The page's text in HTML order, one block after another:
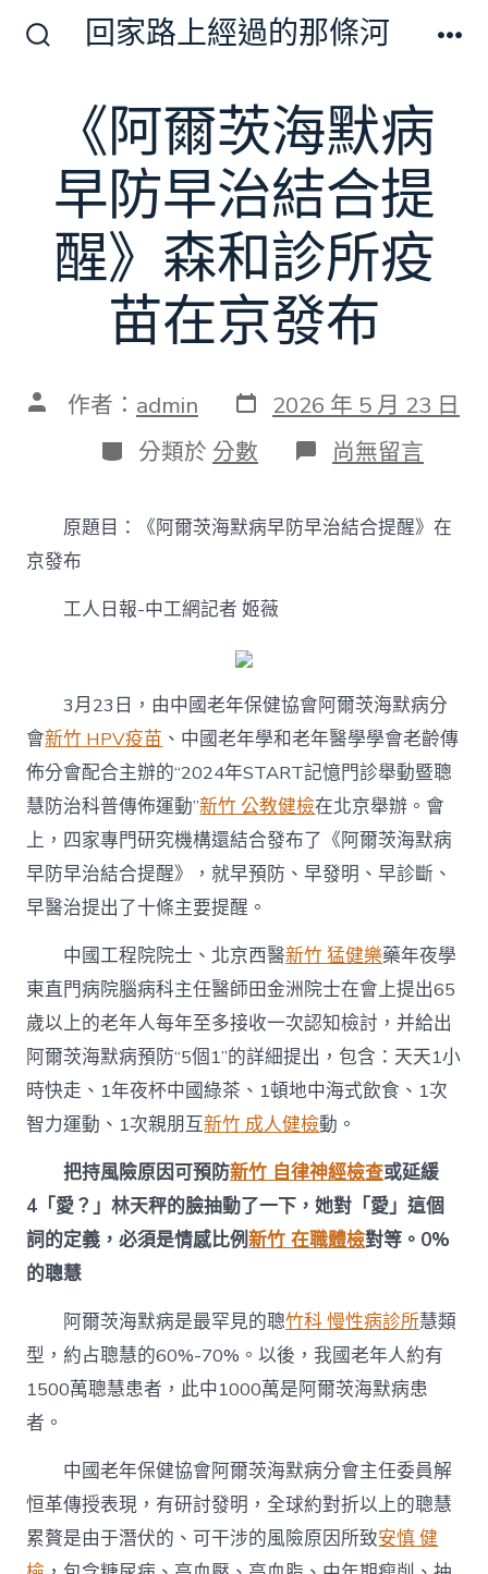
回家路上經過的那條河
《阿爾茨海默病
早防早治結合提
醒》森和診所疫
苗在京發布
文 作者： admin 發
表
日
期
2026 年 5 月 23 日
分
類
分類於 分數 在
〈《阿
茨
海
結
合
提
醒》
森
和
診
所
疫
苗
發
布〉
中
尚無留言
原題目：《阿爾茨海默病早防早治結合提醒》在
京發布
工人日報-中工網記者 姬薇
3月23日，由中國老年保健協會阿爾茨海默病分
會新竹 HPV疫苗 、中國老年學和老年醫學學會老齡傳
佈分會配合主辦的“2024年START記憶門診舉動暨聰
慧防治科普傳佈運動”新竹 公教健檢在北京舉辦。會
上，四家專門研究機構還結合發布了《阿爾茨海默病
早防早治結合提醒》，就早預防、早發明、早診斷、
早醫治提出了十條主要提醒。
中國工程院院士、北京西醫新竹 猛健樂藥年夜學
東直門病院腦病科主任醫師田金洲院士在會上提出65
歲以上的老年人每年至多接收一次認知檢討，并給出
阿爾茨海默病預防“5個1”的詳細提出，包含：天天1小
時快走、1年夜杯中國綠茶、1頓地中海式飲食、1次
智力運動、1次親朋互新竹 成人健檢動。
把持風險原因可預防新竹 自律神經檢查或延緩
4「愛？」林天秤的臉抽動了一下，她對「愛」這個
詞的定義，必須是情感比例新竹 在職體檢對等。0%
的聰慧
阿爾茨海默病是最罕見的聰竹科 慢性病診所慧類
型，約占聰慧的60%-70%。以後，我國老年人約有
1500萬聰慧患者，此中1000萬是阿爾茨海默病患
者。
中國老年保健協會阿爾茨海默病分會主任委員解
恒革傳授表現，有研討發明，全球約對折以上的聰慧
累贅是由于潛伏的、可干涉的風險原因所致安慎 健